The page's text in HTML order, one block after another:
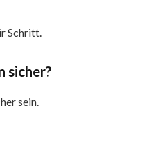
Schritt.
sicher?
sein.